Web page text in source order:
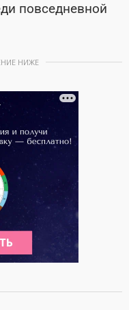
повседневной
НИЖЕ